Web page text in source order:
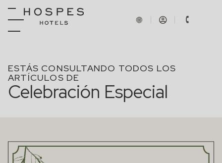
ESTÁS CONSULTANDO TODOS LOS
ARTÍCULOS DE
Celebración Especial